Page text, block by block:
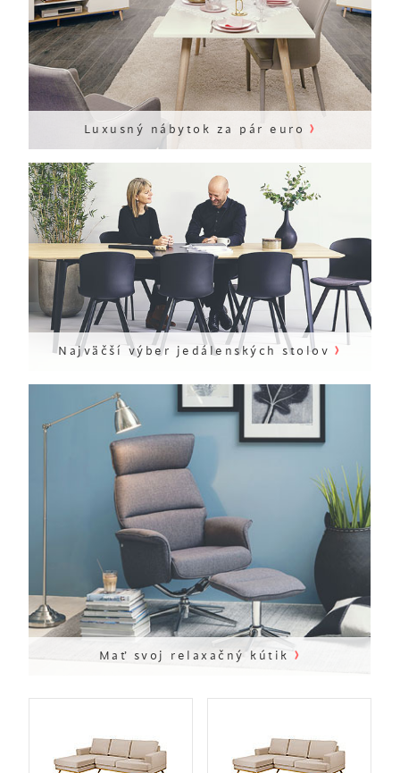
Luxusný nábytok za pár euro ›
Najväčší výber jedálenských stolov ›
Mať svoj relaxačný kútik ›